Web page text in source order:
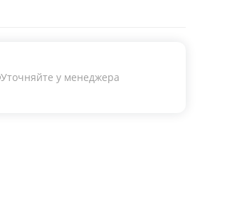
Уточняйте у менеджера